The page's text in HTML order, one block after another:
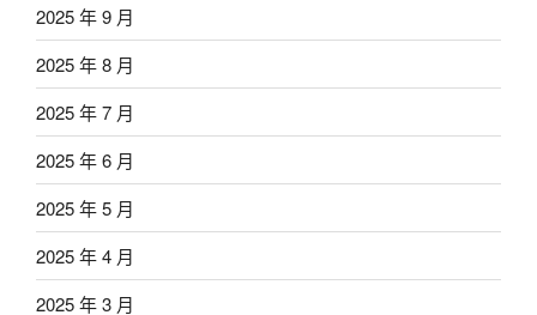
2025 年 9 月
2025 年 8 月
2025 年 7 月
2025 年 6 月
2025 年 5 月
2025 年 4 月
2025 年 3 月